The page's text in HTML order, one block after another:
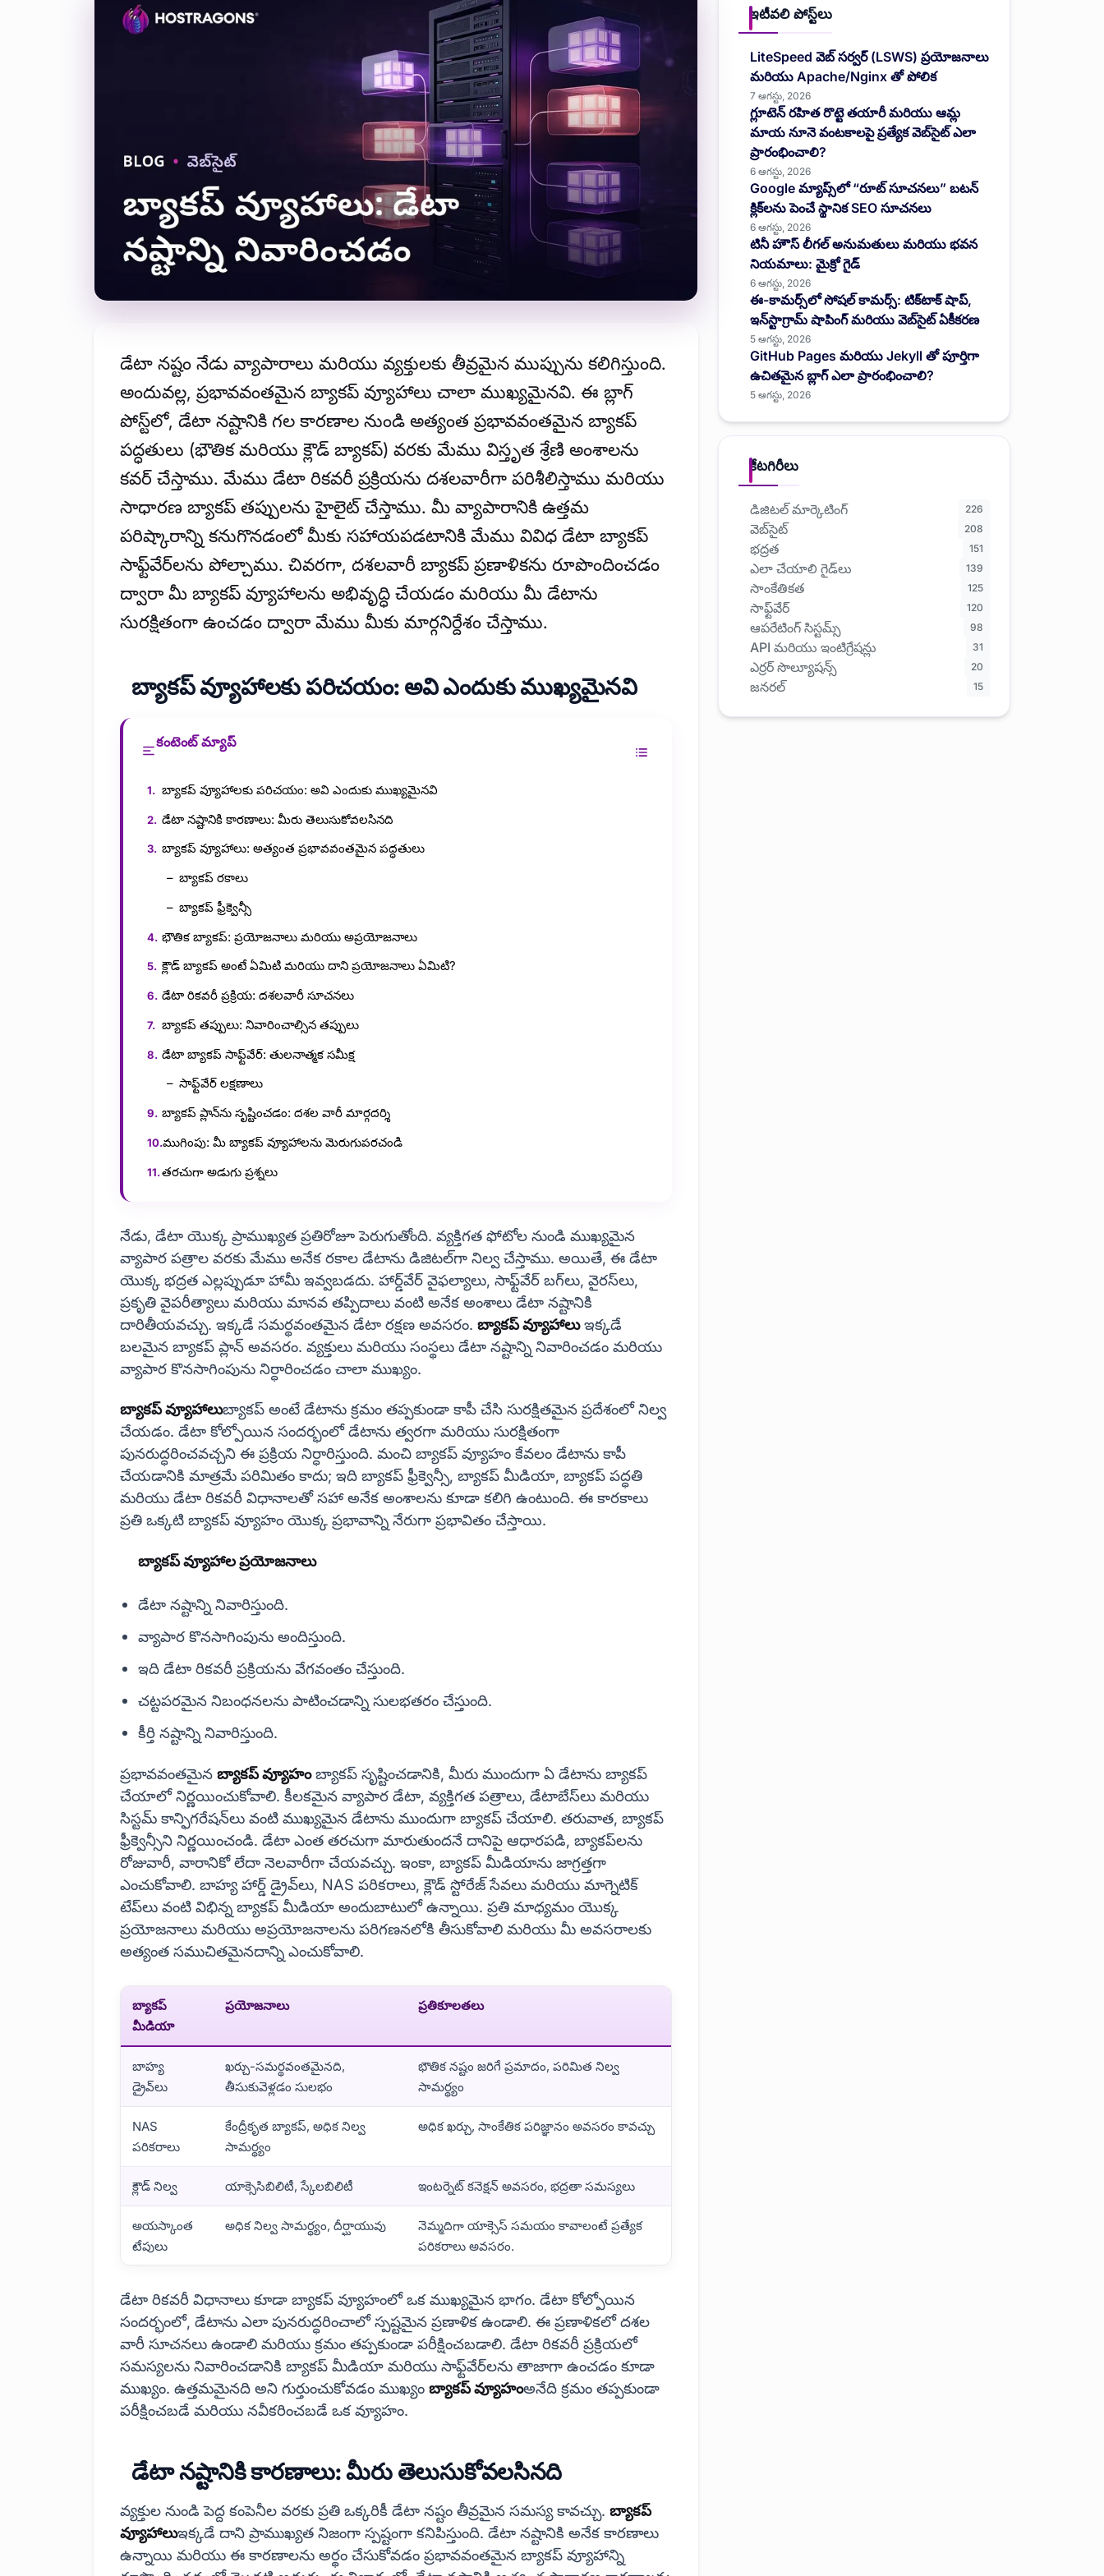
డేటా నష్టం నేడు వ్యాపారాలు మరియు వ్యక్తులకు తీవ్రమైన ముప్పును కలిగిస్తుంది.
అందువల్ల, ప్రభావవంతమైన బ్యాకప్ వ్యూహాలు చాలా ముఖ్యమైనవి. ఈ బ్లాగ్
పోస్ట్‌లో, డేటా నష్టానికి గల కారణాల నుండి అత్యంత ప్రభావవంతమైన బ్యాకప్
పద్ధతులు (భౌతిక మరియు క్లౌడ్ బ్యాకప్) వరకు మేము విస్తృత శ్రేణి అంశాలను
కవర్ చేస్తాము. మేము డేటా రికవరీ ప్రక్రియను దశలవారీగా పరిశీలిస్తాము మరియు
సాధారణ బ్యాకప్ తప్పులను హైలైట్ చేస్తాము. మీ వ్యాపారానికి ఉత్తమ
పరిష్కారాన్ని కనుగొనడంలో మీకు సహాయపడటానికి మేము వివిధ డేటా బ్యాకప్
సాఫ్ట్‌వేర్‌లను పోల్చాము. చివరగా, దశలవారీ బ్యాకప్ ప్రణాళికను రూపొందించడం
ద్వారా మీ బ్యాకప్ వ్యూహాలను అభివృద్ధి చేయడం మరియు మీ డేటాను
సురక్షితంగా ఉంచడం ద్వారా మేము మీకు మార్గనిర్దేశం చేస్తాము.
బ్యాకప్ వ్యూహాలకు పరిచయం: అవి ఎందుకు ముఖ్యమైనవి
కంటెంట్ మ్యాప్
బ్యాకప్ వ్యూహాలకు పరిచయం: అవి ఎందుకు ముఖ్యమైనవి
డేటా నష్టానికి కారణాలు: మీరు తెలుసుకోవలసినది
బ్యాకప్ వ్యూహాలు: అత్యంత ప్రభావవంతమైన పద్ధతులు
బ్యాకప్ రకాలు
బ్యాకప్ ఫ్రీక్వెన్సీ
భౌతిక బ్యాకప్: ప్రయోజనాలు మరియు అప్రయోజనాలు
క్లౌడ్ బ్యాకప్ అంటే ఏమిటి మరియు దాని ప్రయోజనాలు ఏమిటి?
డేటా రికవరీ ప్రక్రియ: దశలవారీ సూచనలు
బ్యాకప్ తప్పులు: నివారించాల్సిన తప్పులు
డేటా బ్యాకప్ సాఫ్ట్‌వేర్: తులనాత్మక సమీక్ష
సాఫ్ట్‌వేర్ లక్షణాలు
బ్యాకప్ ప్లాన్‌ను సృష్టించడం: దశల వారీ మార్గదర్శి
ముగింపు: మీ బ్యాకప్ వ్యూహాలను మెరుగుపరచండి
తరచుగా అడుగు ప్రశ్నలు
నేడు, డేటా యొక్క ప్రాముఖ్యత ప్రతిరోజూ పెరుగుతోంది. వ్యక్తిగత ఫోటోల నుండి ముఖ్యమైన
వ్యాపార పత్రాల వరకు మేము అనేక రకాల డేటాను డిజిటల్‌గా నిల్వ చేస్తాము. అయితే, ఈ డేటా
యొక్క భద్రత ఎల్లప్పుడూ హామీ ఇవ్వబడదు. హార్డ్‌వేర్ వైఫల్యాలు, సాఫ్ట్‌వేర్ బగ్‌లు, వైరస్‌లు,
ప్రకృతి వైపరీత్యాలు మరియు మానవ తప్పిదాలు వంటి అనేక అంశాలు డేటా నష్టానికి
దారితీయవచ్చు. ఇక్కడే సమర్థవంతమైన డేటా రక్షణ అవసరం. బ్యాకప్ వ్యూహాలుఇక్కడే
బలమైన బ్యాకప్ ప్లాన్ అవసరం. వ్యక్తులు మరియు సంస్థలు డేటా నష్టాన్ని నివారించడం మరియు
వ్యాపార కొనసాగింపును నిర్ధారించడం చాలా ముఖ్యం.
బ్యాకప్ వ్యూహాలుబ్యాకప్ అంటే డేటాను క్రమం తప్పకుండా కాపీ చేసి సురక్షితమైన ప్రదేశంలో నిల్వ
చేయడం. డేటా కోల్పోయిన సందర్భంలో డేటాను త్వరగా మరియు సురక్షితంగా
పునరుద్ధరించవచ్చని ఈ ప్రక్రియ నిర్ధారిస్తుంది. మంచి బ్యాకప్ వ్యూహం కేవలం డేటాను కాపీ
చేయడానికి మాత్రమే పరిమితం కాదు; ఇది బ్యాకప్ ఫ్రీక్వెన్సీ, బ్యాకప్ మీడియా, బ్యాకప్ పద్ధతి
మరియు డేటా రికవరీ విధానాలతో సహా అనేక అంశాలను కూడా కలిగి ఉంటుంది. ఈ కారకాలు
ప్రతి ఒక్కటి బ్యాకప్ వ్యూహం యొక్క ప్రభావాన్ని నేరుగా ప్రభావితం చేస్తాయి.
బ్యాకప్ వ్యూహాల ప్రయోజనాలు
డేటా నష్టాన్ని నివారిస్తుంది.
వ్యాపార కొనసాగింపును అందిస్తుంది.
ఇది డేటా రికవరీ ప్రక్రియను వేగవంతం చేస్తుంది.
చట్టపరమైన నిబంధనలను పాటించడాన్ని సులభతరం చేస్తుంది.
కీర్తి నష్టాన్ని నివారిస్తుంది.
ప్రభావవంతమైన బ్యాకప్ వ్యూహంబ్యాకప్ సృష్టించడానికి, మీరు ముందుగా ఏ డేటాను బ్యాకప్
చేయాలో నిర్ణయించుకోవాలి. కీలకమైన వ్యాపార డేటా, వ్యక్తిగత పత్రాలు, డేటాబేస్‌లు మరియు
సిస్టమ్ కాన్ఫిగరేషన్‌లు వంటి ముఖ్యమైన డేటాను ముందుగా బ్యాకప్ చేయాలి. తరువాత, బ్యాకప్
ఫ్రీక్వెన్సీని నిర్ణయించండి. డేటా ఎంత తరచుగా మారుతుందనే దానిపై ఆధారపడి, బ్యాకప్‌లను
రోజువారీ, వారానికో లేదా నెలవారీగా చేయవచ్చు. ఇంకా, బ్యాకప్ మీడియాను జాగ్రత్తగా
ఎంచుకోవాలి. బాహ్య హార్డ్ డ్రైవ్‌లు, NAS పరికరాలు, క్లౌడ్ స్టోరేజ్ సేవలు మరియు మాగ్నెటిక్
టేప్‌లు వంటి విభిన్న బ్యాకప్ మీడియా అందుబాటులో ఉన్నాయి. ప్రతి మాధ్యమం యొక్క
ప్రయోజనాలు మరియు అప్రయోజనాలను పరిగణనలోకి తీసుకోవాలి మరియు మీ అవసరాలకు
అత్యంత సముచితమైనదాన్ని ఎంచుకోవాలి.
బ్యాకప్
మీడియా
ప్రయోజనాలు ప్రతికూలతలు
బాహ్య
డ్రైవ్‌లు
ఖర్చు-సమర్థవంతమైనది,
తీసుకువెళ్లడం సులభం
భౌతిక నష్టం జరిగే ప్రమాదం, పరిమిత నిల్వ
సామర్థ్యం
NAS
పరికరాలు
కేంద్రీకృత బ్యాకప్, అధిక నిల్వ
సామర్థ్యం
అధిక ఖర్చు, సాంకేతిక పరిజ్ఞానం అవసరం కావచ్చు
క్లౌడ్ నిల్వ యాక్సెసిబిలిటీ, స్కేలబిలిటీ ఇంటర్నెట్ కనెక్షన్ అవసరం, భద్రతా సమస్యలు
అయస్కాంత
టేపులు
అధిక నిల్వ సామర్థ్యం, దీర్ఘాయువు
నెమ్మదిగా యాక్సెస్ సమయం కావాలంటే ప్రత్యేక
పరికరాలు అవసరం.
డేటా రికవరీ విధానాలు కూడా బ్యాకప్ వ్యూహంలో ఒక ముఖ్యమైన భాగం. డేటా కోల్పోయిన
సందర్భంలో, డేటాను ఎలా పునరుద్ధరించాలో స్పష్టమైన ప్రణాళిక ఉండాలి. ఈ ప్రణాళికలో దశల
వారీ సూచనలు ఉండాలి మరియు క్రమం తప్పకుండా పరీక్షించబడాలి. డేటా రికవరీ ప్రక్రియలో
సమస్యలను నివారించడానికి బ్యాకప్ మీడియా మరియు సాఫ్ట్‌వేర్‌లను తాజాగా ఉంచడం కూడా
ముఖ్యం. ఉత్తమమైనది అని గుర్తుంచుకోవడం ముఖ్యం బ్యాకప్ వ్యూహంఅనేది క్రమం తప్పకుండా
పరీక్షించబడే మరియు నవీకరించబడే ఒక వ్యూహం.
డేటా నష్టానికి కారణాలు: మీరు తెలుసుకోవలసినది
వ్యక్తుల నుండి పెద్ద కంపెనీల వరకు ప్రతి ఒక్కరికీ డేటా నష్టం తీవ్రమైన సమస్య కావచ్చు. బ్యాకప్
వ్యూహాలుఇక్కడే దాని ప్రాముఖ్యత నిజంగా స్పష్టంగా కనిపిస్తుంది. డేటా నష్టానికి అనేక కారణాలు
ఉన్నాయి మరియు ఈ కారణాలను అర్థం చేసుకోవడం ప్రభావవంతమైన బ్యాకప్ వ్యూహాన్ని
ఇటీవలి పోస్ట్‌లు
LiteSpeed వెబ్ సర్వర్ (LSWS) ప్రయోజనాలు
మరియు Apache/Nginx తో పోలిక
7 ఆగస్టు, 2026
గ్లూటెన్ రహిత రొట్టె తయారీ మరియు ఆమ్ల
మాయ నూనె వంటకాలపై ప్రత్యేక వెబ్‌సైట్ ఎలా
ప్రారంభించాలి?
6 ఆగస్టు, 2026
Google మ్యాప్స్‌లో “రూట్ సూచనలు” బటన్
క్లిక్‌లను పెంచే స్థానిక SEO సూచనలు
6 ఆగస్టు, 2026
టినీ హౌస్ లీగల్ అనుమతులు మరియు భవన
నియమాలు: మైక్రో గైడ్
6 ఆగస్టు, 2026
ఈ-కామర్స్‌లో సోషల్ కామర్స్: టిక్‌టాక్ షాప్,
ఇన్‌స్టాగ్రామ్ షాపింగ్ మరియు వెబ్‌సైట్ ఏకీకరణ
5 ఆగస్టు, 2026
GitHub Pages మరియు Jekyll తో పూర్తిగా
ఉచితమైన బ్లాగ్ ఎలా ప్రారంభించాలి?
5 ఆగస్టు, 2026
కేటగిరీలు
డిజిటల్ మార్కెటింగ్ 226
వెబ్‌సైట్ 208
భద్రత 151
ఎలా చేయాలి గైడ్‌లు 139
సాంకేతికత 125
సాఫ్ట్‌వేర్ 120
ఆపరేటింగ్ సిస్టమ్స్ 98
API మరియు ఇంటిగ్రేషన్లు 31
ఎర్రర్ సొల్యూషన్స్ 20
జనరల్ 15